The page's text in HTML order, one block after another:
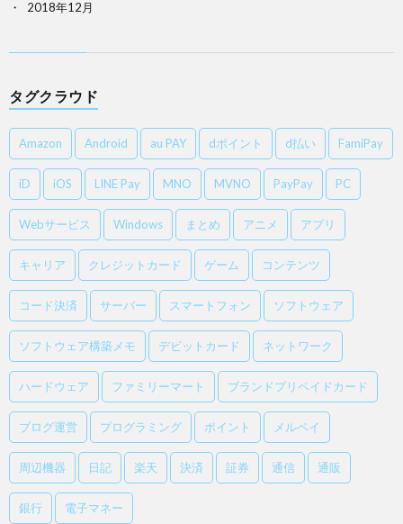
2018年12月
タグクラウド
Amazon Android au PAY dポイント d払い FamiPay
iD iOS LINE Pay MNO MVNO PayPay PC
Webサービス Windows まとめ アニメ アプリ
キャリア クレジットカード ゲーム コンテンツ
コード決済 サーバー スマートフォン ソフトウェア
ソフトウェア構築メモ デビットカード ネットワーク
ハードウェア ファミリーマート ブランドプリペイドカード
ブログ運営 プログラミング ポイント メルペイ
周辺機器 日記 楽天 決済 証券 通信 通販
銀行 電子マネー